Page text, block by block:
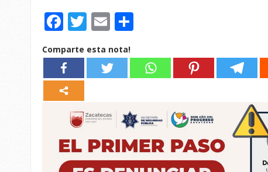
Facebook
Twitter
Email
Comparte esta nota!